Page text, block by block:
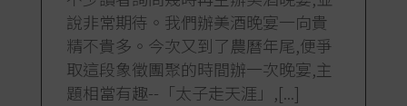
說非常期待。我們辦美酒晚宴一向貴
精不貴多。今次又到了農曆年尾,便爭
取這段象徵團聚的時間辦一次晚宴,主
題相當有趣--「太子走天涯」,[...]